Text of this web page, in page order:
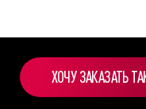
ХОЧУ ЗАКАЗАТЬ